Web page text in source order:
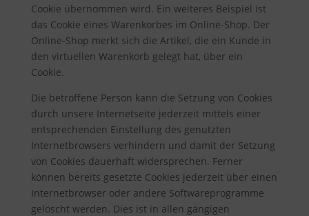
Cookie übernommen wird. Ein weiteres Beispiel ist
das Cookie eines Warenkorbes im Online-Shop. Der
Online-Shop merkt sich die Artikel, die ein Kunde in
den virtuellen Warenkorb gelegt hat, über ein
Cookie.
Die betroffene Person kann die Setzung von Cookies
durch unsere Internetseite jederzeit mittels einer
entsprechenden Einstellung des genutzten
Internetbrowsers verhindern und damit der Setzung
von Cookies dauerhaft widersprechen. Ferner
können bereits gesetzte Cookies jederzeit über einen
Internetbrowser oder andere Softwareprogramme
gelöscht werden. Dies ist in allen gängigen